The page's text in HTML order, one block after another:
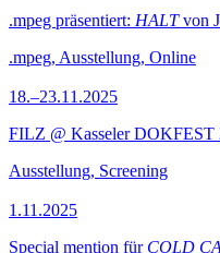
.mpeg präsentiert: HALTvon
.mpeg, Ausstellung, Online
18.–23.11.2025
FILZ @ Kasseler DOKFEST
Ausstellung, Screening
1.11.2025
Special mention für COLD